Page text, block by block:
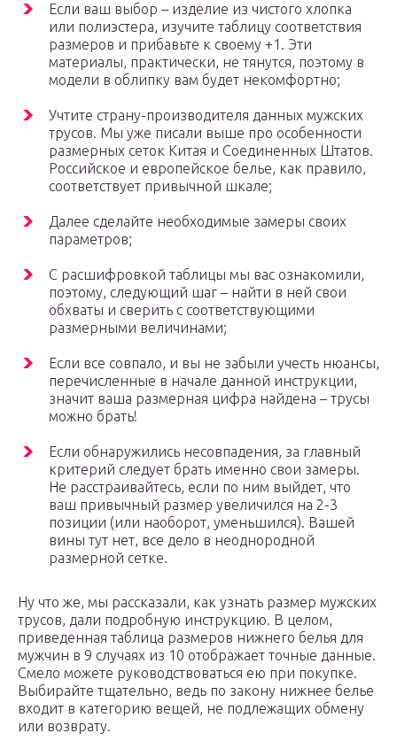
Если ваш выбор – изделие из чистого хлопка
или полиэстера, изучите таблицу соответствия
размеров и прибавьте к своему +1. Эти
материалы, практически, не тянутся, поэтому в
модели в облипку вам будет некомфортно;
Учтите страну-производителя данных мужских
трусов. Мы уже писали выше про особенности
размерных сеток Китая и Соединенных Штатов.
Российское и европейское белье, как правило,
соответствует привычной шкале;
Далее сделайте необходимые замеры своих
параметров;
С расшифровкой таблицы мы вас ознакомили,
поэтому, следующий шаг – найти в ней свои
обхваты и сверить с соответствующими
размерными величинами;
Если все совпало, и вы не забыли учесть нюансы,
перечисленные в начале данной инструкции,
значит ваша размерная цифра найдена – трусы
можно брать!
Если обнаружились несовпадения, за главный
критерий следует брать именно свои замеры.
Не расстраивайтесь, если по ним выйдет, что
ваш привычный размер увеличился на 2-3
позиции (или наоборот, уменьшился). Вашей
вины тут нет, все дело в неоднородной
размерной сетке.
Ну что же, мы рассказали, как узнать размер мужских
трусов, дали подробную инструкцию. В целом,
приведенная таблица размеров нижнего белья для
мужчин в 9 случаях из 10 отображает точные данные.
Смело можете руководствоваться ею при покупке.
Выбирайте тщательно, ведь по закону нижнее белье
входит в категорию вещей, не подлежащих обмену
или возврату.